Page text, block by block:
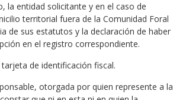
la entidad solicitante y en el caso de
territorial fuera de la Comunidad Foral
de sus estatutos y la declaración de haber
en el registro correspondiente.
de identificación fiscal.
otorgada por quien represente a la